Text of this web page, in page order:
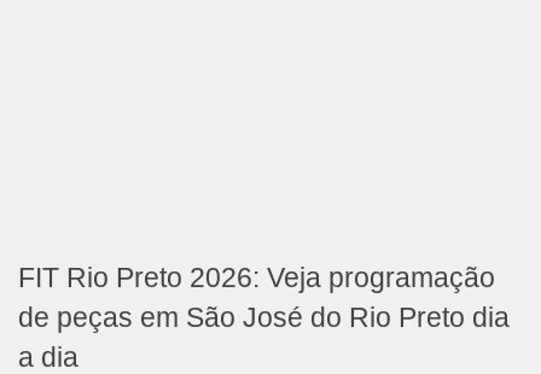
FIT Rio Preto 2026: Veja programação
de peças em São José do Rio Preto dia
a dia